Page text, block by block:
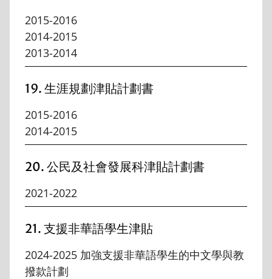
2015-2016
2014-2015
2013-2014
19. 生涯規劃津貼計劃書
2015-2016
2014-2015
20. 公民及社會發展科津貼計劃書
2021-2022
21. 支援非華語學生津貼
2024-2025 加強支援非華語學生的中文學與教
撥款計劃